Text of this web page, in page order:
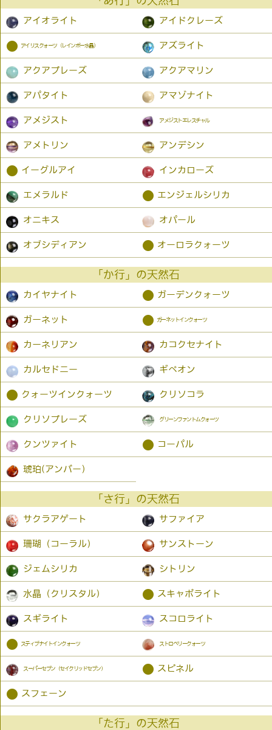
アイオライト アイドクレーズ
● アイリスクォーツ（レインボー水晶） アズライト
アクアプレーズ アクアマリン
アパタイト アマゾナイト
アメジスト アメジストエレスチャル
アメトリン アンデシン
● イーグルアイ インカローズ
エメラルド ● エンジェルシリカ
オニキス オパール
オブシディアン ● オーロラクォーツ
「か行」の天然石
カイヤナイト ● ガーデンクォーツ
ガーネット ● ガーネットインクォーツ
カーネリアン カコクセナイト
カルセドニー ギベオン
● クォーツインクォーツ クリソコラ
クリソプレーズ グリーンファントムクォーツ
クンツァイト ● コーパル
琥珀(アンバー）
「さ行」の天然石
サクラアゲート サファイア
珊瑚（コーラル） サンストーン
ジェムシリカ シトリン
水晶（クリスタル） ● スキャポライト
スギライト スコロライト
● スティブナイトインクォーツ ストロベリークォーツ
スーパーセブン（セイクリッドセブン） ● スピネル
● スフェーン
「た行」の天然石